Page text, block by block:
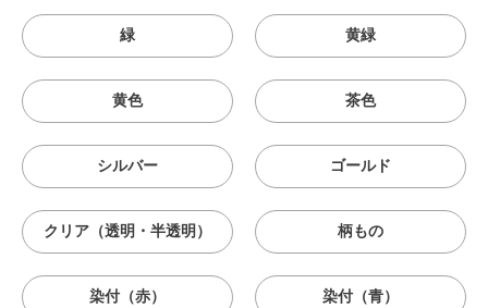
緑 黄緑
黄色 茶色
シルバー ゴールド
クリア（透明・半透明） 柄もの
染付（赤） 染付（青）